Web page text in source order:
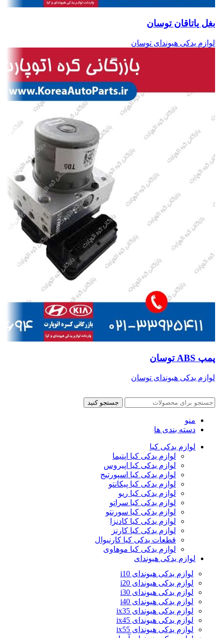
بغل یاتاقان توسان
لوازم یدکی هیوندای توسان
پمپ ABS توسان
لوازم یدکی هیوندای توسان
جستجو کنید
منو
دسته بندی ها
لوازم یدکی کیا
لوازم یدکی کیا اپتیما
لوازم یدکی کیا اپیروس
لوازم یدکی کیا اسپورتیج
لوازم یدکی کیا پیکانتو
لوازم یدکی کیا ریو
لوازم یدکی کیا سراتو
لوازم یدکی کیا سورنتو
لوازم یدکی کیا کادنزا
لوازم یدکی کیا کارنز
قطعات یدکی کیا کارنیوال
لوازم یدکی کیا موهاوی
لوازم یدکی هیوندای
لوازم یدکی هیوندای i10
لوازم یدکی هیوندای i20
لوازم یدکی هیوندای i30
لوازم یدکی هیوندای i40
لوازم یدکی هیوندای ix35
لوازم یدکی هیوندای ix45
لوازم یدکی هیوندای ix55